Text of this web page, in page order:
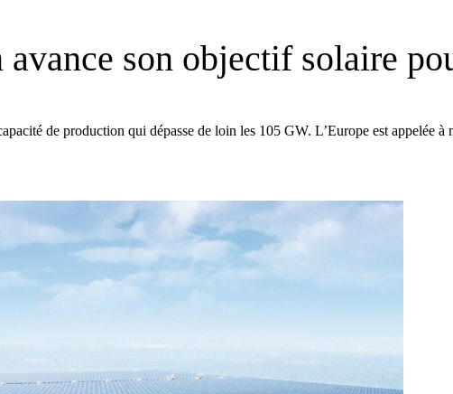
son objectif solaire
de production qui dépasse de loin les 105 GW. L’Europe est appelée à